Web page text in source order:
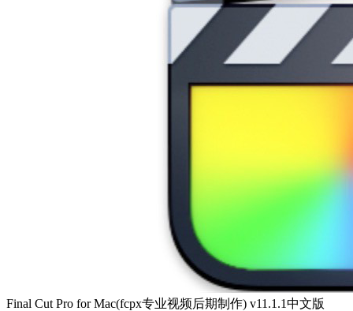
Final Cut Pro for Mac(fcpx专业视频后期制作) v11.1.1中文版